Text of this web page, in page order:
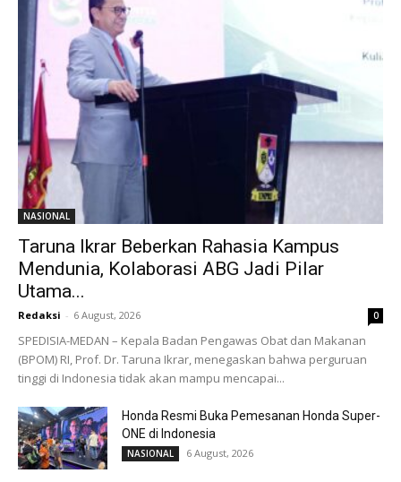
NASIONAL
Taruna Ikrar Beberkan Rahasia Kampus
Mendunia, Kolaborasi ABG Jadi Pilar
Utama...
Redaksi - 6 August, 2026 0
SPEDISIA-MEDAN – Kepala Badan Pengawas Obat dan Makanan
(BPOM) RI, Prof. Dr. Taruna Ikrar, menegaskan bahwa perguruan
tinggi di Indonesia tidak akan mampu mencapai...
Honda Resmi Buka Pemesanan Honda Super-
ONE di Indonesia
NASIONAL 6 August, 2026